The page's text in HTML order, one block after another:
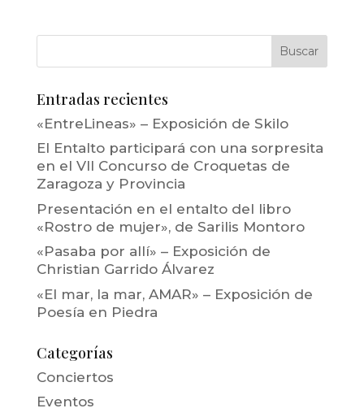
Entradas recientes
«EntreLineas» – Exposición de Skilo
El Entalto participará con una sorpresita
en el VII Concurso de Croquetas de
Zaragoza y Provincia
Presentación en el entalto del libro
«Rostro de mujer», de Sarilis Montoro
«Pasaba por allí» – Exposición de
Christian Garrido Álvarez
«El mar, la mar, AMAR» – Exposición de
Poesía en Piedra
Categorías
Conciertos
Eventos